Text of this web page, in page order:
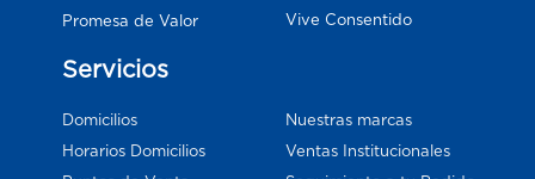
Promesa de Valor
Vive Consentido
Servicios
Domicilios
Horarios Domicilios
Nuestras marcas
Ventas Institucionales